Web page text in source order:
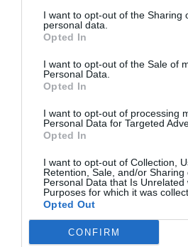
I want to opt-out of the Sharing
personal data.
Opted In
I want to opt-out of the Sale of
Personal Data.
Opted In
I want to opt-out of processing
Personal Data for Targeted
Opted In
I want to opt-out of Collection,
Retention, Sale, and/or Sharing
Personal Data that Is Unrelated
Purposes for which it was
Opted Out
CONFIRM